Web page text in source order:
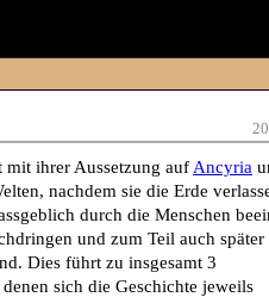
mit ihrer Aussetzung auf Ancyria
nachdem sie die Erde
durch die Menschen
und zum Teil auch später
Dies führt zu insgesamt 3
sich die Geschichte jeweils